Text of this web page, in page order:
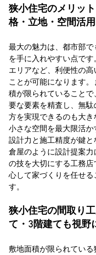
狭小住宅のメリッ
格・立地・空間活用
最大の魅力は、都市部
を手に入れやすい点で
エリアなど、利便性の
ことが可能になります
積が限られていること
要な要素を精査し、無駄
方を実現できるのも大き
小さな空間を最大限活か
設計力と施工精度が鍵と
倉屋のように設計提案力
の技を大切にする工務
心して家づくりを任せる
す。
狭小住宅の間取り
て・3階建ても視野
敷地面積が限られてい